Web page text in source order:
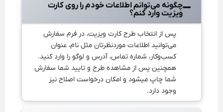
چگونه می‌توانم اطلاعات خودم را روی کارت
ویزیت وارد کنم؟
پس از انتخاب طرح کارت ویزیت، در فرم سفارش
می‌توانید اطلاعات موردنظرتان مثل نام، عنوان
کسب‌وکار، شماره تماس، آدرس و لوگو را وارد کنید.
همچنین پس از مشاهده طرح و تایید شما سفارش
شما چاپ میشود و امکان درخواست اصلاح نیز
وجود دارد.